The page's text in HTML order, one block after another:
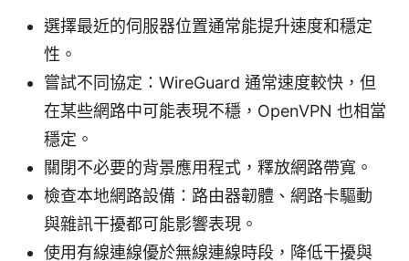
選擇最近的伺服器位置通常能提升速度和穩定
性。
嘗試不同協定：WireGuard 通常速度較快，但
在某些網路中可能表現不穩，OpenVPN 也相當
穩定。
關閉不必要的背景應用程式，釋放網路帶寬。
檢查本地網路設備：路由器韌體、網路卡驅動
與雜訊干擾都可能影響表現。
使用有線連線優於無線連線時段，降低干擾與